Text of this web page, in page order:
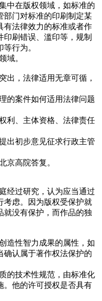
中在版权领域，如标准的
部门对标准的印刷制定某
有法律效力的标准或者作
刷错误、滥印等，规制
行为。
域。
出，法律适用无章可循，
的案件如何适用法律问题
利、主体资格、法律责任
出初步意见征求行政主管
京高院答复。
经过研究，认为应当通过
考虑。因为版权受保护就
就没有保护，而作品的独
造性智力成果的属性，如
确认属于著作权法保护的
的技术性规范，由标准化
。他的许可授权是否具有